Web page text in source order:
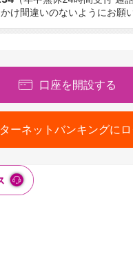
け間違いのないようにお願
口座を開設する
ーネットバンキングに